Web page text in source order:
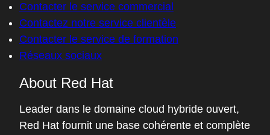
Contacter le service commercial
Contactez notre service clientèle
Contacter le service de formation
Réseaux sociaux
About Red Hat
Leader dans le domaine cloud hybride ouvert,
Red Hat fournit une base cohérente et complète